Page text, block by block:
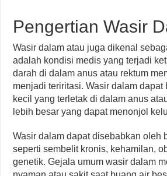
Pengertian Wasir
Wasir dalam atau juga dikenal
adalah kondisi medis yang terjadi
darah di dalam anus atau rektum
menjadi teriritasi. Wasir dalam dapat
kecil yang terletak di dalam anus
lebih besar yang dapat menonjol
Wasir dalam dapat disebabkan oleh
seperti sembelit kronis, kehamilan,
genetik. Gejala umum wasir dalam